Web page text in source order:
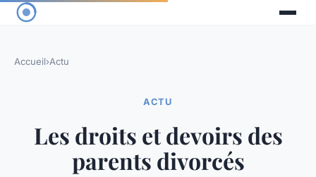
Accueil›Actu
ACTU
Les droits et devoirs des
parents divorcés